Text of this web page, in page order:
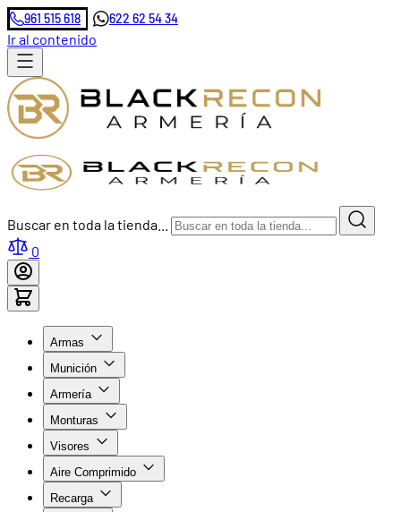
961 515 618 622 62 54 34
Ir al contenido
Buscar en toda la tienda...
0
Armas
Munición
Armería
Monturas
Visores
Aire Comprimido
Recarga